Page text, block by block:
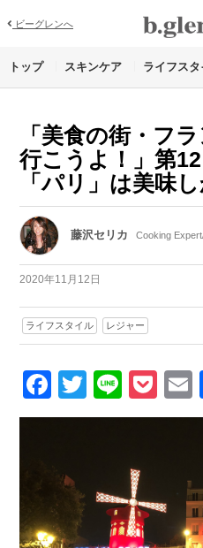
ビーグレンへ
トップ スキンケア ライフスタ
「美食の街・フ
行こうよ！」第
「パリ」は美味
藤沢セリカ Cooking
2020年11月12日
ライフスタイル レジャー
Facebook
Twitter
Line